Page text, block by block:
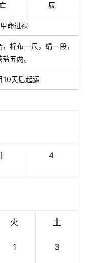
辰
命进禄
棉布一尺，绢一段，
五两。
10天后起运
4
火
1
土
3